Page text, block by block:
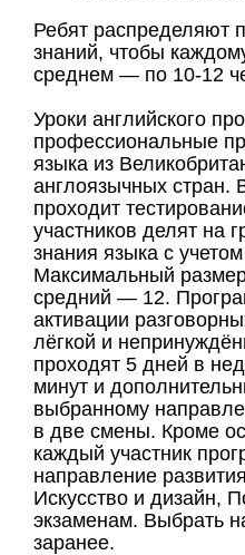
Ребят распределяют
знаний, чтобы
среднем — по 10-12
Уроки английского
профессиональные
языка из
англоязычных стран.
проходит
участников делят на
знания языка с
Максимальный
средний — 12.
активации
лёгкой и
проходят 5 дней в
минут и
выбранному
в две смены. Кроме
каждый участник
направление
Искусство и дизайн,
экзаменам. Выбрать
заранее.